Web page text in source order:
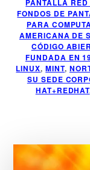
PANTALLA RED
FONDOS DE
PARA
AMERICANA DE
CÓDIGO
FUNDADA EN
LINUX,MINT,
SU SEDE
HAT+REDHAT